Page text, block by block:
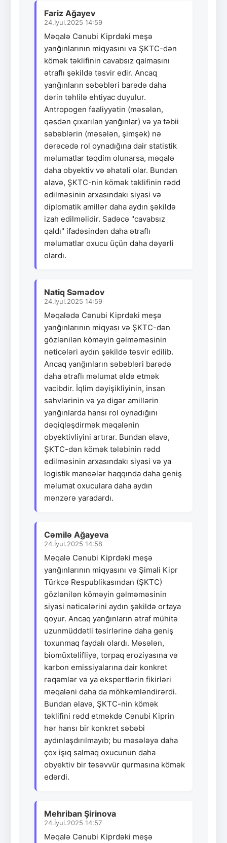
Fariz Ağayev
24.İyul.2025 14:59
Məqalə Cənubi Kiprdəki meşə
yanğınlarının miqyasını və ŞKTC-dən
kömək təklifinin cavabsız qalmasını
ətraflı şəkildə təsvir edir. Ancaq
yanğınların səbəbləri barədə daha
dərin təhlilə ehtiyac duyulur.
Antropogen fəaliyyətin (məsələn,
qəsdən çıxarılan yanğınlar) və ya təbii
səbəblərin (məsələn, şimşək) nə
dərəcədə rol oynadığına dair statistik
məlumatlar təqdim olunarsa, məqalə
daha obyektiv və əhatəli olar. Bundan
əlavə, ŞKTC-nin kömək təklifinin rədd
edilməsinin arxasındakı siyasi və
diplomatik amillər daha aydın şəkildə
izah edilməlidir. Sadəcə "cavabsız
qaldı" ifadəsindən daha ətraflı
məlumatlar oxucu üçün daha dəyərli
olardı.
Natiq Səmədov
24.İyul.2025 14:59
Məqalədə Cənubi Kiprdəki meşə
yanğınlarının miqyası və ŞKTC-dən
gözlənilən köməyin gəlməməsinin
nəticələri aydın şəkildə təsvir edilib.
Ancaq yanğınların səbəbləri barədə
daha ətraflı məlumat əldə etmək
vacibdir. İqlim dəyişikliyinin, insan
səhvlərinin və ya digər amillərin
yanğınlarda hansı rol oynadığını
dəqiqləşdirmək məqalənin
obyektivliyini artırar. Bundan əlavə,
ŞKTC-dən kömək tələbinin rədd
edilməsinin arxasındakı siyasi və ya
logistik maneələr haqqında daha geniş
məlumat oxuculara daha aydın
mənzərə yaradardı.
Cəmilə Ağayeva
24.İyul.2025 14:58
Məqalə Cənubi Kiprdəki meşə
yanğınlarının miqyasını və Şimali Kipr
Türkcə Respublikasından (ŞKTC)
gözlənilən köməyin gəlməməsinin
siyasi nəticələrini aydın şəkildə ortaya
qoyur. Ancaq yanğınların ətraf mühitə
uzunmüddətli təsirlərinə daha geniş
toxunmaq faydalı olardı. Məsələn,
biomüxtəlifliyə, torpaq eroziyasına və
karbon emissiyalarına dair konkret
rəqəmlər və ya ekspertlərin fikirləri
məqaləni daha da möhkəmləndirərdi.
Bundan əlavə, ŞKTC-nin kömək
təklifini rədd etməkdə Cənubi Kiprin
hər hansı bir konkret səbəbi
aydınlaşdırılmayıb; bu məsələyə daha
çox işıq salmaq oxucunun daha
obyektiv bir təsəvvür qurmasına kömək
edərdi.
Mehriban Şirinova
24.İyul.2025 14:57
Məqalə Cənubi Kiprdəki meşə